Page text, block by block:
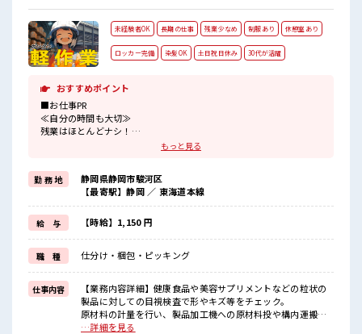
未経験者OK 長期の仕事 残業少なめ 制服あり 休憩室あり
ロッカー完備 染髪OK 土日祝日休み 30代が活躍
おすすめポイント
■お仕事PR
≪自分の時間も大切≫
残業はほとんどナシ！
場合によってはお願いすることもあります♪
週末は家族や友人と一緒にプライベート満喫！
≪モチベーションもUP≫
派手過ぎなければ髪型や髪色自由♪
(規定有)≪動きやすい制服アリ≫
制服があるので、
毎日の服装の悩み解消♪
≪未経験の方も大カンゲイ≫
新しいことにチャレンジするのは不安だけど、
しっかり働く環境が整っています！
イチからスキルUP・ステップUP目指していきましょう！
■職場の雰囲気
明るすぎたり奇抜過ぎなければヘアカラーOK！
もっと見る
勤 務 地
静岡県静岡市駿河区
【最寄駅】静岡 ／ 東海道本線
給 与 【時給】1,150 円
職 種 仕分け・梱包・ピッキング
仕事内容
【業務内容詳細】健康食品や美容サプリメントなどの粒状の
製品に対しての目視検査で形やキズ等をチェック。
原材料の計量を行い、製品加工機への原材料投や構内運搬、
重さは様々で最大20Kgになるものもあり。製品加工を行った
…詳細を見る